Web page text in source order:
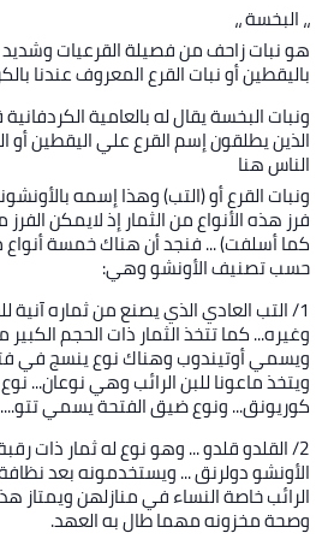
منوعات
مواضيع
،، البخسة ،،
هو نبات زاحف من فصيلة القرعيات
باليقطين أو نبات القرع المعروف عندنا
ونبات البخسة يقال له بالعامية
الذين يطلقون إسم القرع علي اليقطين
الناس هنا
ونبات القرع أو (التب) وهذا إسمه
فرز هذه الأنواع من الثمار إذ لايمكن
كما أسلفت) ... فنجد أن هناك خمسة أنواع
حسب تصنيف الأونشو وهي:
1/ التب العادي الذي يصنع من ثماره آنية
وغيره... كما تتخذ الثمار ذات الحجم الكبير
ويسمي أوتيندوب وهناك نوع ينسج في
ويتخذ ماعونا للبن الرائب وهي نوعان...
كوريونق... ونوع ضيق الفتحة يسمي تتو....
2/ القلدو قلدو ... وهو نوع له ثمار ذات
الأونشو دولرنق ... ويستخدمونه بعد
الرائب خاصة النساء في منازلهن ويمتاز
وصحة مخزونه مهما طال به العهد.